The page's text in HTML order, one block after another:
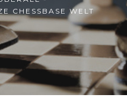
CHESSBASE WELT